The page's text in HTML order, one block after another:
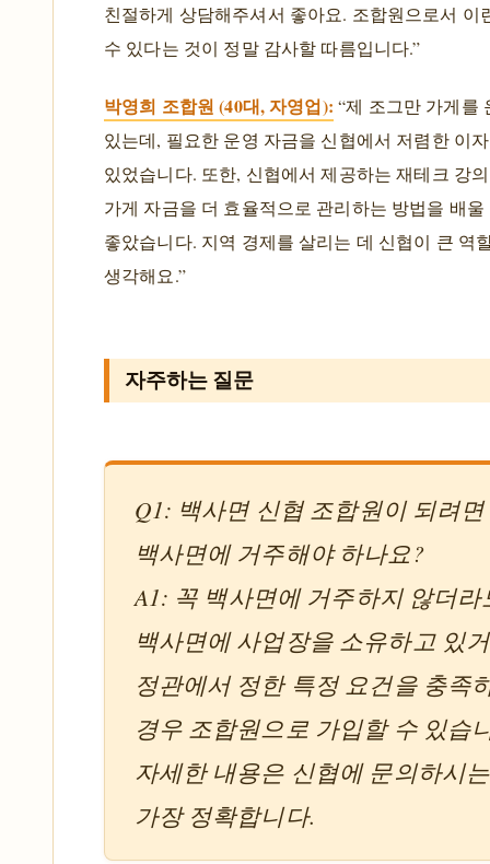
친절하게 상담해주셔서 좋아요. 조합원으로서 이
수 있다는 것이 정말 감사할 따름입니다.”
박영희 조합원 (40대, 자영업): “제 조그만 가게를
있는데, 필요한 운영 자금을 신협에서 저렴한 이
있었습니다. 또한, 신협에서 제공하는 재테크 강
가게 자금을 더 효율적으로 관리하는 방법을 배
좋았습니다. 지역 경제를 살리는 데 신협이 큰 역
생각해요.”
자주하는 질문
Q1: 백사면 신협 조합원이 되려
백사면에 거주해야 하나요?
A1: 꼭 백사면에 거주하지 않더라
백사면에 사업장을 소유하고 있
정관에서 정한 특정 요건을 충족
경우 조합원으로 가입할 수 있습
자세한 내용은 신협에 문의하시
가장 정확합니다.